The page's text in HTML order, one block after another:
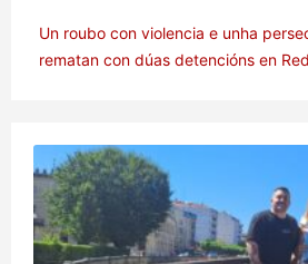
Un roubo con violencia e unha
rematan con dúas detencións en